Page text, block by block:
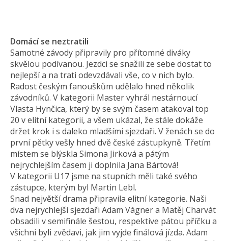
Domácí se neztratili
Samotné závody připravily pro přítomné diváky
skvělou podívanou. Jezdci se snažili ze sebe dostat to
nejlepší a na trati odevzdávali vše, co v nich bylo.
Radost českým fanouškům udělalo hned několik
závodníků. V kategorii Master vyhrál nestárnoucí
Vlasta Hynčica, který by se svým časem atakoval top
20 v elitní kategorii, a všem ukázal, že stále dokáže
držet krok i s daleko mladšími sjezdaři. V ženách se do
první pětky vešly hned dvě české zástupkyně. Třetím
místem se blýskla Simona Jirková a pátým
nejrychlejším časem ji doplnila Jana Bártová!
V kategorii U17 jsme na stupních měli také svého
zástupce, kterým byl Martin Lebl.
Snad největší drama připravila elitní kategorie. Naši
dva nejrychlejší sjezdaři Adam Vágner a Matěj Charvát
obsadili v semifinále šestou, respektive pátou příčku a
všichni byli zvědavi, jak jim vyjde finálová jízda. Adam